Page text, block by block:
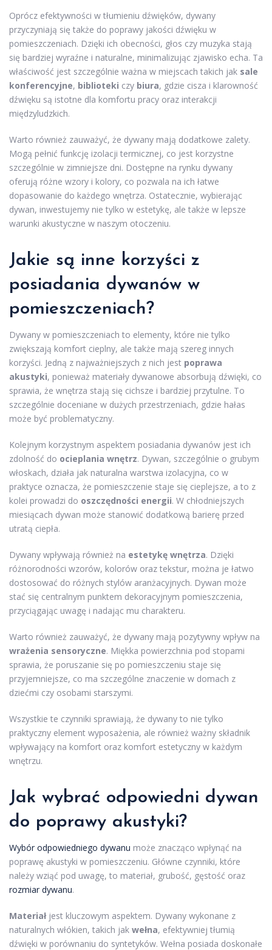
Oprócz efektywności w tłumieniu dźwięków, dywany
przyczyniają się także do poprawy jakości dźwięku w
pomieszczeniach. Dzięki ich obecności, głos czy muzyka stają
się bardziej wyraźne i naturalne, minimalizując zjawisko echa. Ta
właściwość jest szczególnie ważna w miejscach takich jak sale
konferencyjne, biblioteki czy biura, gdzie cisza i klarowność
dźwięku są istotne dla komfortu pracy oraz interakcji
międzyludzkich.
Warto również zauważyć, że dywany mają dodatkowe zalety.
Mogą pełnić funkcję izolacji termicznej, co jest korzystne
szczególnie w zimniejsze dni. Dostępne na rynku dywany
oferują różne wzory i kolory, co pozwala na ich łatwe
dopasowanie do każdego wnętrza. Ostatecznie, wybierając
dywan, inwestujemy nie tylko w estetykę, ale także w lepsze
warunki akustyczne w naszym otoczeniu.
Jakie są inne korzyści z
posiadania dywanów w
pomieszczeniach?
Dywany w pomieszczeniach to elementy, które nie tylko
zwiększają komfort cieplny, ale także mają szereg innych
korzyści. Jedną z najważniejszych z nich jest poprawa
akustyki, ponieważ materiały dywanowe absorbują dźwięki, co
sprawia, że wnętrza stają się cichsze i bardziej przytulne. To
szczególnie doceniane w dużych przestrzeniach, gdzie hałas
może być problematyczny.
Kolejnym korzystnym aspektem posiadania dywanów jest ich
zdolność do ocieplania wnętrz. Dywan, szczególnie o grubym
włoskach, działa jak naturalna warstwa izolacyjna, co w
praktyce oznacza, że pomieszczenie staje się cieplejsze, a to z
kolei prowadzi do oszczędności energii. W chłodniejszych
miesiącach dywan może stanowić dodatkową barierę przed
utratą ciepła.
Dywany wpływają również na estetykę wnętrza. Dzięki
różnorodności wzorów, kolorów oraz tekstur, można je łatwo
dostosować do różnych stylów aranżacyjnych. Dywan może
stać się centralnym punktem dekoracyjnym pomieszczenia,
przyciągając uwagę i nadając mu charakteru.
Warto również zauważyć, że dywany mają pozytywny wpływ na
wrażenia sensoryczne. Miękka powierzchnia pod stopami
sprawia, że poruszanie się po pomieszczeniu staje się
przyjemniejsze, co ma szczególne znaczenie w domach z
dziećmi czy osobami starszymi.
Wszystkie te czynniki sprawiają, że dywany to nie tylko
praktyczny element wyposażenia, ale również ważny składnik
wpływający na komfort oraz komfort estetyczny w każdym
wnętrzu.
Jak wybrać odpowiedni dywan
do poprawy akustyki?
Wybór odpowiedniego dywanu może znacząco wpłynąć na
poprawę akustyki w pomieszczeniu. Główne czynniki, które
należy wziąć pod uwagę, to materiał, grubość, gęstość oraz
rozmiar dywanu.
Materiałjest kluczowym aspektem. Dywany wykonane z
naturalnych włókien, takich jak wełna, efektywniej tłumią
dźwięki w porównaniu do syntetyków. Wełna posiada doskonałe